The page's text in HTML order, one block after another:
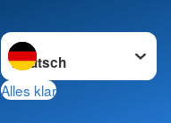
Sprache wechseln zu
Alles klar